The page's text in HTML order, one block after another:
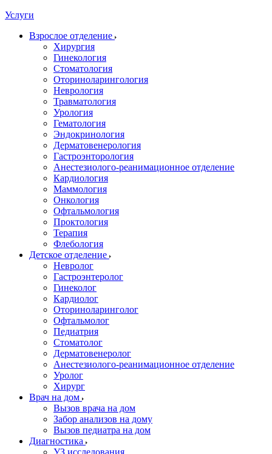
Услуги
Взрослое отделение
Хирургия
Гинекология
Стоматология
Оториноларингология
Неврология
Травматология
Урология
Гематология
Эндокринология
Дерматовенерология
Гастроэнторология
Анестезиолого-реанимационное отделение
Кардиология
Маммология
Онкология
Офтальмология
Проктология
Терапия
Флебология
Детское отделение
Невролог
Гастроэнтеролог
Гинеколог
Кардиолог
Оториноларинголог
Офтальмолог
Педиатрия
Стоматолог
Дерматовенеролог
Анестезиолого-реанимационное отделение
Уролог
Хирург
Врач на дом
Вызов врача на дом
Забор анализов на дому
Вызов педиатра на дом
Диагностика
УЗ исследования